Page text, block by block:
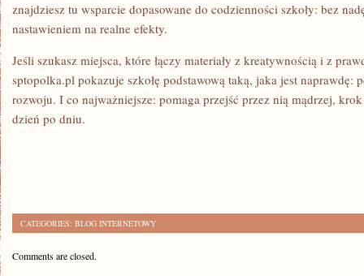
znajdziesz tu wsparcie dopasowane do codzienności szkoły: bez
nastawieniem na realne efekty.
Jeśli szukasz miejsca, które łączy materiały z kreatywnością i z
sptopolka.pl pokazuje szkołę podstawową taką, jaka jest naprawdę:
rozwoju. I co najważniejsze: pomaga przejść przez nią mądrzej,
dzień po dniu.
CATEGORIES: BLOG INTERNETOWY
Comments are closed.